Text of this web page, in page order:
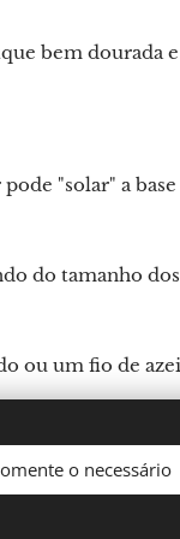
bem dourada
"solar" a base
do tamanho
ou um fio de
o necessário